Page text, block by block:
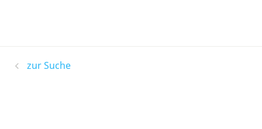
zur Suche